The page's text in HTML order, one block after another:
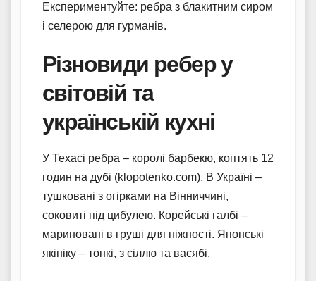
Експериментуйте: ребра з блакитним сиром
і селерою для гурманів.
Різновиди ребер у
світовій та
українській кухні
У Техасі ребра – королі барбекю, коптять 12
годин на дубі (klopotenko.com). В Україні –
тушковані з огірками на Вінниччині,
соковиті під цибулею. Корейські галбі –
мариновані в груші для ніжності. Японські
якініку – тонкі, з сіллю та васябі.